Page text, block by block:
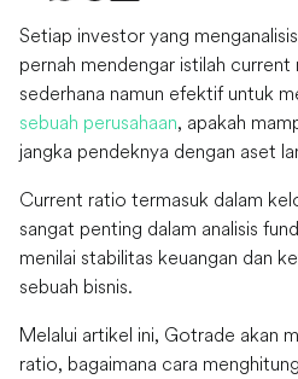
Setiap investor yang
pernah mendengar istilah current
sederhana namun efektif untuk
sebuah perusahaan, apakah
jangka pendeknya dengan aset
Current ratio termasuk dalam
sangat penting dalam analisis
menilai stabilitas keuangan dan
sebuah bisnis.
Melalui artikel ini, Gotrade akan
ratio, bagaimana cara